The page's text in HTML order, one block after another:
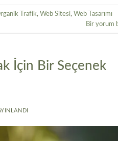
Trafik, Web Sitesi, Web Tasarımı
Bir yorum
İçin Bir Seçenek